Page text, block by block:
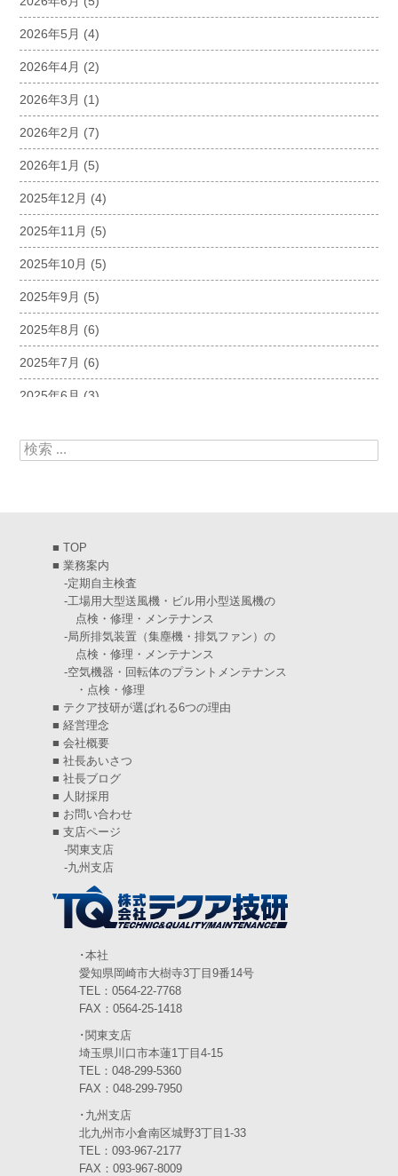
2026年5月 (4)
2026年4月 (2)
2026年3月 (1)
2026年2月 (7)
2026年1月 (5)
2025年12月 (4)
2025年11月 (5)
2025年10月 (5)
2025年9月 (5)
2025年8月 (6)
2025年7月 (6)
2025年6月 (3)
2025年4月(5)
2025年1月(7)
2024年12月(4)
2024年11月(6)
2024年10月(5)
2024年9月(4)
2024年8月(5)
2024年7月(6)
2024年6月 (4)
2024年5月(5)
2024年4月(5)
(6)
2024年2月(4)
(6)
2023年12月(3)
2023年10月(3)
2023年9月(4)
(3)
2023年7月(5)
検索:
■ TOP
■ 業務案内
-定期自主検査
-工場用大型送風機・ビル用小型送風機の
点検・修理・メンテナンス
-局所排気装置（集塵機・排気ファン）の
点検・修理・メンテナンス
-空気機器・回転体のプラントメンテナンス
・点検・修理
■ テクア技研が選ばれる6つの理由
■ 経営理念
■ 会社概要
■ 社長あいさつ
■ 社長ブログ
■ 人財採用
■ お問い合わせ
■ 支店ページ
-関東支店
-九州支店
･本社
愛知県岡崎市大樹寺3丁目9番14号
TEL：0564-22-7768
FAX：0564-25-1418
･関東支店
埼玉県川口市本蓮1丁目4-15
TEL：048-299-5360
FAX：048-299-7950
･九州支店
北九州市小倉南区城野3丁目1-33
TEL：093-967-2177
FAX：093-967-8009